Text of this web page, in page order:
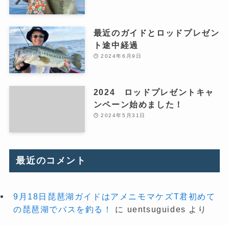
最近のガイドとロッドプレゼン
ト途中経過
2024年6月9日
2024 ロッドプレゼントキャ
ンペーン始めました！
2024年5月31日
最近のコメント
9月18日琵琶湖ガイドはアメニモマケズT君初めて
の琵琶湖でバスを釣る！
に uentsuguides より